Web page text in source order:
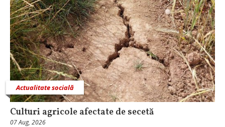
Actualitate socială
Culturi agricole afectate de secetă
07 Aug, 2026